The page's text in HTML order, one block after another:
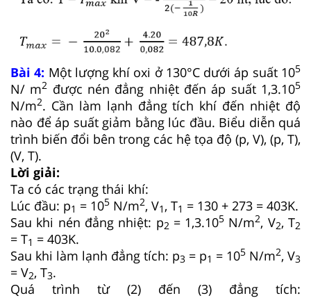
Bài 4: Một lượng khí oxi ở 130°C dưới áp suất 105
N/ m2 được nén đẳng nhiệt đến áp suất 1,3.105
N/m2. Cần làm lạnh đẳng tích khí đến nhiệt độ
nào để áp suất giảm bằng lúc đầu. Biểu diễn quá
trình biến đổi bên trong các hệ tọa độ (p, V), (p, T),
(V, T).
Lời giải:
Ta có các trạng thái khí:
Lúc đầu: p1 = 105 N/m2, V1 , T1 = 130 + 273 = 403K.
Sau khi nén đẳng nhiệt: p2 = 1,3.105 N/m2, V2, T2
= T1 = 403K.
Sau khi làm lạnh đẳng tích: p3 = p1 = 105 N/m2, V3
= V2, T3.
Quá trình từ (2) đến (3) đẳng tích: